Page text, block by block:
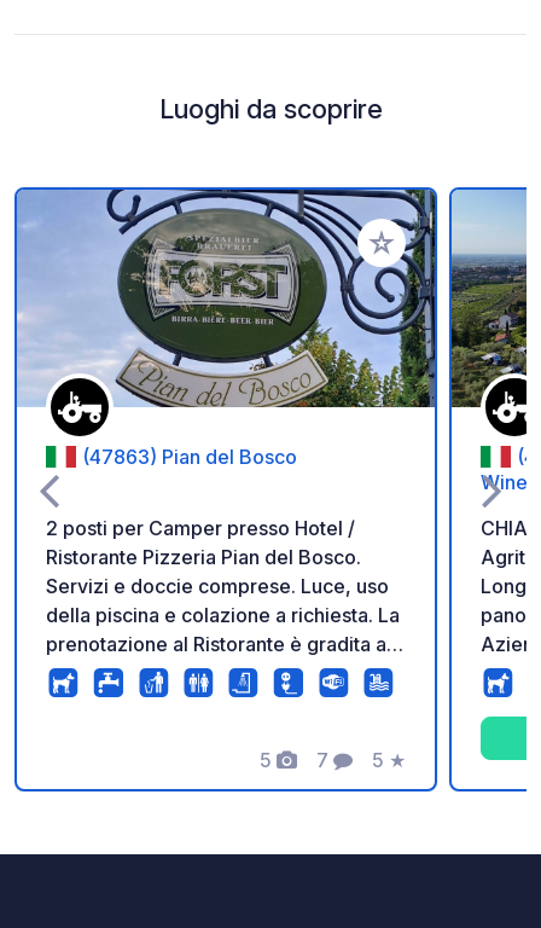
Luoghi da scoprire
Aggiungi ai tuoi
(47863) Pian del Bosco
2 posti per Camper presso Hotel /
Ristorante Pizzeria Pian del Bosco.
Servizi e doccie comprese. Luce, uso
della piscina e colazione a richiesta. La
prenotazione al Ristorante è gradita all'
arrivo. No smaltimento. Non
consigliabile per veicolo di 7 metri +.
tagliare con le forbici, Pasta fatta in
5
Foto
7
Commenti
5
Valutazione
★
di
prodotti